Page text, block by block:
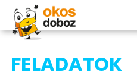
FELADATOK